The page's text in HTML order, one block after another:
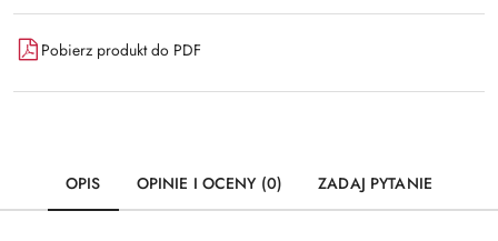
Pobierz produkt do PDF
OPIS OPINIE I OCENY (0) ZADAJ PYTANIE